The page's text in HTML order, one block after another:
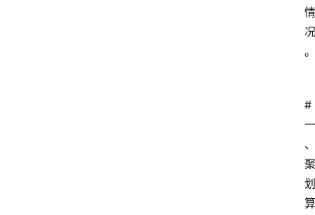
情
况
。
#
一
、
聚
划
算